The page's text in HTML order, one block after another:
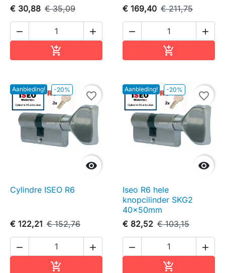
€ 30,88 € 35,09
 

€ 169,40 € 211,75
 

Aanbieding! -20%

favorite_border
Cylindre ISEO R6
€ 122,21 € 152,76
 

Aanbieding! -20%

favorite_border
Iseo R6 hele
knopcilinder SKG2
40x50mm
€ 82,52 € 103,15
 
